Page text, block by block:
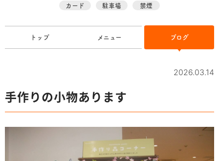
カード 駐車場 禁煙
トップ メニュー ブログ
2026.03.14
手作りの小物あります